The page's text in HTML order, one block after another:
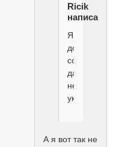
Ricik
написал(а):
Я
дома
собак
даже
не
укладывала.
А я вот так не